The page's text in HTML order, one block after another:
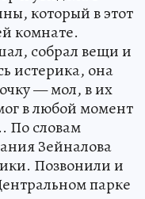
который в этот
комнате.
собрал вещи и
истерика, она
— мол, в их
в любой момент
По словам
Зейналова
Позвонили и
парке